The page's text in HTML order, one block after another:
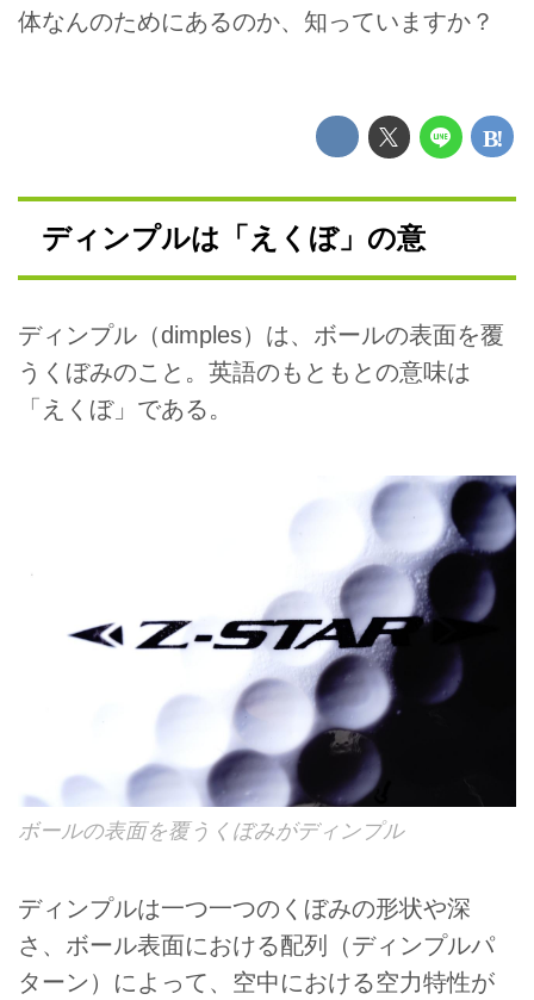
体なんのためにあるのか、知っていますか？
ディンプルは「えくぼ」の意
ディンプル（dimples）は、ボールの表面を覆
うくぼみのこと。英語のもともとの意味は
「えくぼ」である。
ボールの表面を覆うくぼみがディンプル
ディンプルは一つ一つのくぼみの形状や深
さ、ボール表面における配列（ディンプルパ
ターン）によって、空中における空力特性が